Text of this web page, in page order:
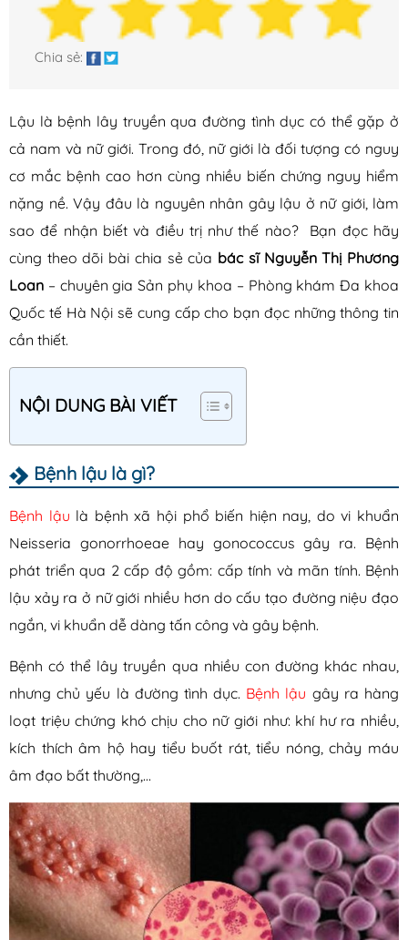
Chia sẻ:
Lậu là bệnh lây truyền qua đường tình dục có thể gặp ở
cả nam và nữ giới. Trong đó, nữ giới là đối tượng có nguy
cơ mắc bệnh cao hơn cùng nhiều biến chứng nguy hiểm
nặng nề. Vậy đâu là nguyên nhân gây lậu ở nữ giới, làm
sao để nhận biết và điều trị như thế nào? Bạn đọc hãy
cùng theo dõi bài chia sẻ của bác sĩ Nguyễn Thị Phương
Loan – chuyên gia Sản phụ khoa – Phòng khám Đa khoa
Quốc tế Hà Nội sẽ cung cấp cho bạn đọc những thông tin
cần thiết.
NỘI DUNG BÀI VIẾT
Bệnh lậu là gì?
Bệnh lậu là bệnh xã hội phổ biến hiện nay, do vi khuẩn
Neisseria gonorrhoeae hay gonococcus gây ra. Bệnh
phát triển qua 2 cấp độ gồm: cấp tính và mãn tính. Bệnh
lậu xảy ra ở nữ giới nhiều hơn do cấu tạo đường niệu đạo
ngắn, vi khuẩn dễ dàng tấn công và gây bệnh.
Bệnh có thể lây truyền qua nhiều con đường khác nhau,
nhưng chủ yếu là đường tình dục. Bệnh lậu gây ra hàng
loạt triệu chứng khó chịu cho nữ giới như: khí hư ra nhiều,
kích thích âm hộ hay tiểu buốt rát, tiểu nóng, chảy máu
âm đạo bất thường,…
Xuất tinh sớm
Yếu sinh lý
Bệnh âm đạo
Bệnh buồng trứng
Bệnh tử cung
Khí hư
Kinh nguyệt
Ống dẫn trứng
Bệnh Xã Hội
Giang mai
Sùi mào gà
Sống khỏe